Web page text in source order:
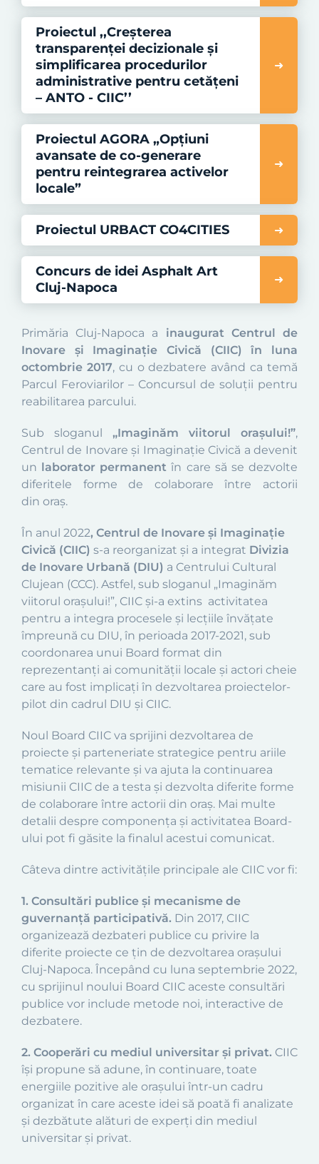
Proiectul ,,Creșterea
transparenței decizionale și
simplificarea procedurilor
administrative pentru cetățeni
– ANTO - CIIC’’
Proiectul AGORA „Opțiuni
avansate de co-generare
pentru reintegrarea activelor
locale”
Proiectul URBACT CO4CITIES
Concurs de idei Asphalt Art
Cluj-Napoca
Primăria Cluj-Napoca a inaugurat Centrul de
Inovare și Imaginație Civică (CIIC) în luna
octombrie 2017, cu o dezbatere având ca temă
Parcul Feroviarilor – Concursul de soluții pentru
reabilitarea parcului.
Sub sloganul „Imaginăm viitorul orașului!”,
Centrul de Inovare și Imaginație Civică a devenit
un laborator permanent în care să se dezvolte
diferitele forme de colaborare între actorii
din oraș.
În anul 2022, Centrul de Inovare și Imaginație
Civică (CIIC) s-a reorganizat și a integrat Divizia
de Inovare Urbană (DIU) a Centrului Cultural
Clujean (CCC). Astfel, sub sloganul „Imaginăm
viitorul orașului!”, CIIC și-a extins activitatea
pentru a integra procesele și lecțiile învățate
împreună cu DIU, în perioada 2017-2021, sub
coordonarea unui Board format din
reprezentanţi ai comunității locale și actori cheie
care au fost implicați în dezvoltarea proiectelor-
pilot din cadrul DIU și CIIC.
Noul Board CIIC va sprijini dezvoltarea de
proiecte și parteneriate strategice pentru ariile
tematice relevante și va ajuta la continuarea
misiunii CIIC de a testa și dezvolta diferite forme
de colaborare între actorii din oraș. Mai multe
detalii despre componența și activitatea Board-
ului pot fi găsite la finalul acestui comunicat.
Câteva dintre activitățile principale ale CIIC vor fi:
1. Consultări publice și mecanisme de
guvernanță participativă. Din 2017, CIIC
organizează dezbateri publice cu privire la
diferite proiecte ce țin de dezvoltarea orașului
Cluj-Napoca. Începând cu luna septembrie 2022,
cu sprijinul noului Board CIIC aceste consultări
publice vor include metode noi, interactive de
dezbatere.
2. Cooperări cu mediul universitar și privat. CIIC
își propune să adune, în continuare, toate
energiile pozitive ale orașului într-un cadru
organizat în care aceste idei să poată fi analizate
și dezbătute alături de experți din mediul
universitar și privat.